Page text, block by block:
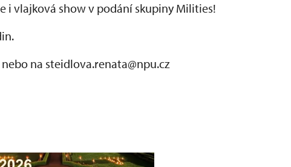
i vlajková show v podání skupiny Milities!
nebo na steidlova.renata@npu.cz